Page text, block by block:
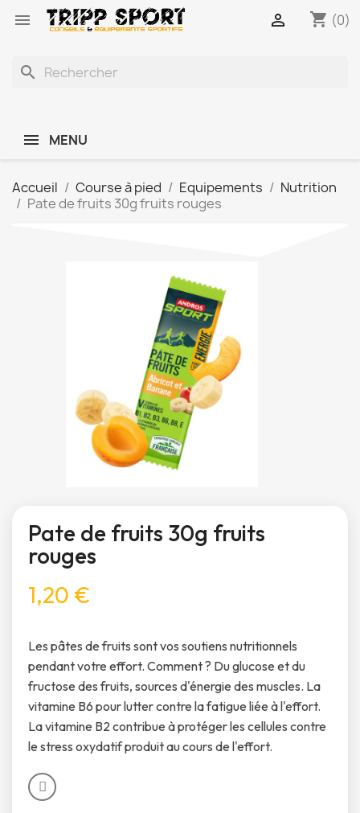
 shopping_cart (0)

search
MENU
Accueil Course à pied Equipements
Nutrition
Pate de fruits 30g fruits rouges
Pate de fruits 30g fruits
rouges
1,20 €
Les pâtes de fruits sont vos soutiens nutritionnels
pendant votre effort. Comment ? Du glucose et du
fructose des fruits, sources d'énergie des muscles. La
vitamine B6 pour lutter contre la fatigue liée à l'effort.
La vitamine B2 contribue à protéger les cellules contre
le stress oxydatif produit au cours de l'effort.